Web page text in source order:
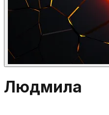
Людмила